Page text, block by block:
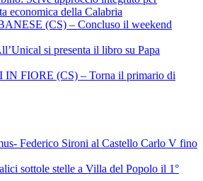
economica della Calabria
(CS) – Concluso il weekend
si presenta il libro su Papa
FIORE (CS) – Torna il primario di
Federico Sironi al Castello Carlo V fino
sottole stelle a Villa del Popolo il 1°